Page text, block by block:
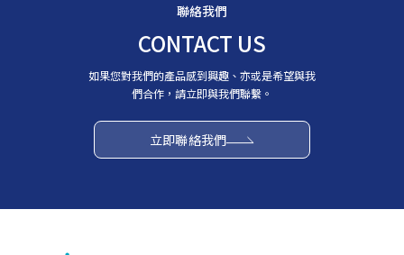
聯絡我們
CONTACT US
如果您對我們的產品感到興趣、亦或是希望與我
們合作，請立即與我們聯繫。
立即聯絡我們